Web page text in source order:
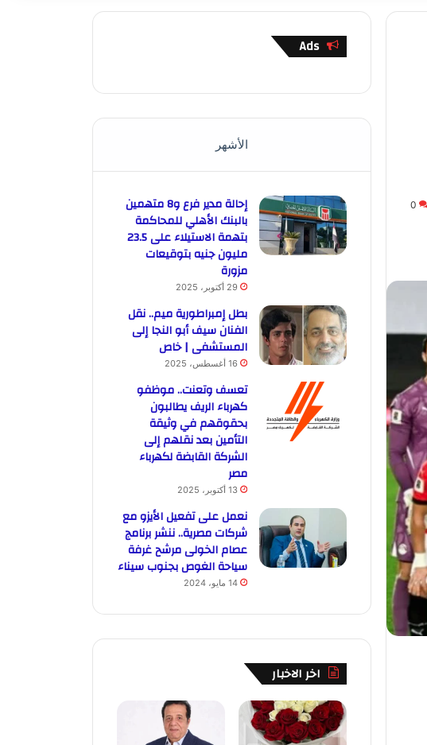
0
Ads
الأشهر
إحالة مدير فرع و8 متهمين
بالبنك الأهلي للمحاكمة
بتهمة الاستيلاء على 23.5
مليون جنيه بتوقيعات
مزورة
29 أكتوبر، 2025
بطل إمبراطورية ميم.. نقل
الفنان سيف أبو النجا إلى
المستشفى | خاص
16 أغسطس، 2025
تعسف وتعنت.. موظفو
كهرباء الريف يطالبون
بحقوقهم في وثيقة
التأمين بعد نقلهم إلى
الشركة القابضة لكهرباء
مصر
13 أكتوبر، 2025
نعمل على تفعيل الأيزو مع
شركات مصرية.. ننشر برنامج
عصام الخولى مرشح غرفة
سياحة الغوص بجنوب سيناء
14 مايو، 2024
اخر الاخبار